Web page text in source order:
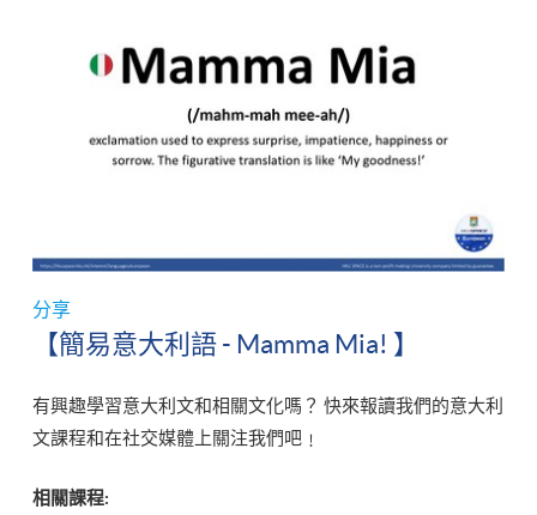
分享
【簡易意大利語 - Mamma Mia! 】
有興趣學習意大利文和相關文化嗎？ 快來報讀我們的意大利
文課程和在社交媒體上關注我們吧﹗
相關課程: